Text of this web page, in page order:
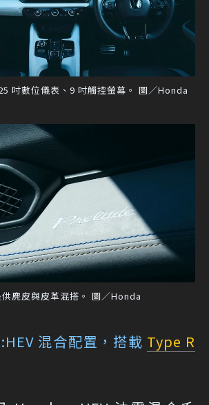
吋數位儀表、9 吋觸控螢幕。 圖／Honda
麂皮與皮革混搭。 圖／Honda
混合配置，搭載 Type R